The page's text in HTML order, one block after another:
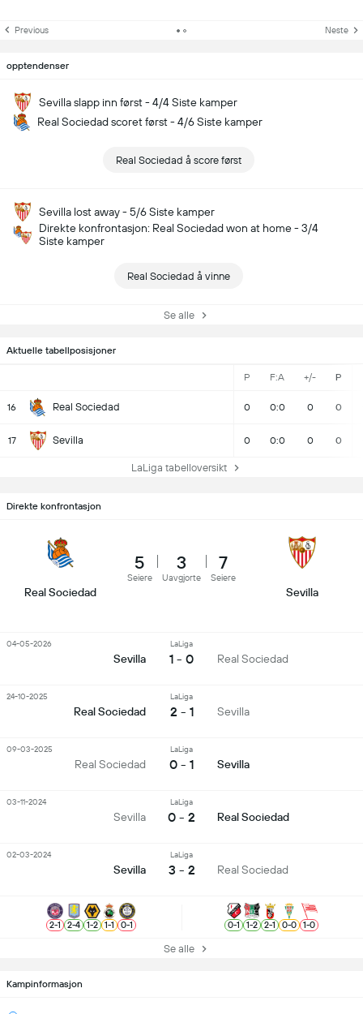
Previous Neste
opptendenser
Sevilla slapp inn først - 4/4 Siste kamper
Real Sociedad scoret først - 4/6 Siste kamper
Real Sociedad å score først
Sevilla lost away - 5/6 Siste kamper
Direkte konfrontasjon: Real Sociedad won at home - 3/4
Siste kamper
Real Sociedad å vinne
Se alle
Aktuelle tabellposisjoner
P F:A +/- P
16 Real Sociedad 0 0:0 0 0
17 Sevilla 0 0:0 0 0
LaLiga tabelloversikt
Kampinformasjon
Direkte konfrontasjon
Real Sociedad
5
Seiere
3
Uavgjorte
7
Seiere
Sevilla
Sevilla
LaLiga
1 - 0 Real Sociedad
04-05-2026
Real Sociedad
LaLiga
2 - 1 Sevilla
24-10-2025
Real Sociedad
LaLiga
0 - 1 Sevilla
09-03-2025
Sevilla
LaLiga
0 - 2 Real Sociedad
03-11-2024
Sevilla
LaLiga
3 - 2 Real Sociedad
02-03-2024
2-1 2-4 1-2 1-1 0-1 0-1 1-2 2-1 0-0 1-0
Se alle